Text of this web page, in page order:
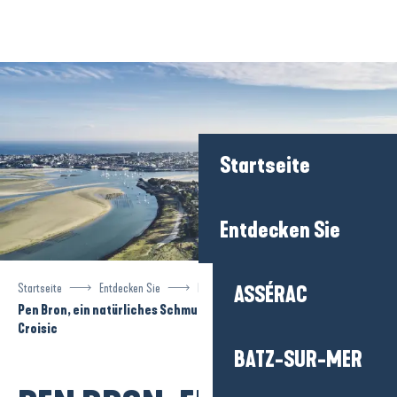
principal
Startseite
Entdecken Sie
ASSÉRAC
BATZ-SUR-MER
Startseite Entdecken Sie Das Reiseziel
La Turballe
Pen Bron, ein natürliches Schmuckkästchen gegenüber von Le
Croisic